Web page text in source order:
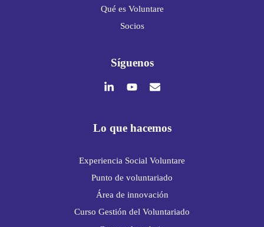
Qué es Voluntare
Socios
Síguenos
Lo que hacemos
Experiencia Social Voluntare
Punto de voluntariado
Área de innovación
Curso Gestión del Voluntariado